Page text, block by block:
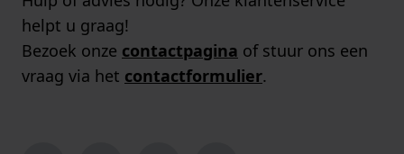
helpt u graag!
Bezoek onze contactpagina of stuur ons een
vraag via het contactformulier.